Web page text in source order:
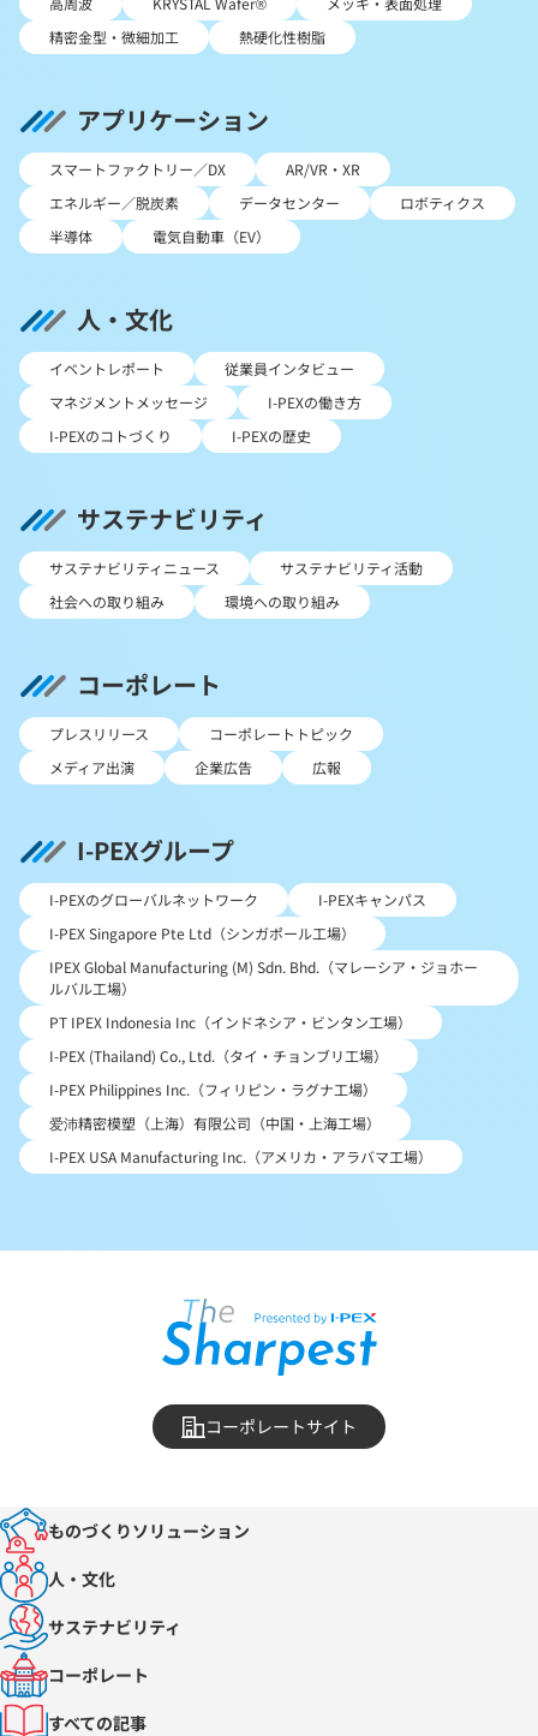
精密金型・微細加工
熱硬化性樹脂
アプリケーション
スマートファクトリー／DX
AR/VR・XR
エネルギー／脱炭素
データセンター
ロボティクス
半導体
電気自動車（EV）
人・文化
イベントレポート
従業員インタビュー
マネジメントメッセージ
I-PEXの働き方
I-PEXのコトづくり
I-PEXの歴史
サステナビリティ
サステナビリティニュース
サステナビリティ活動
社会への取り組み
環境への取り組み
コーポレート
プレスリリース
コーポレートトピック
メディア出演
企業広告 広報
I-PEXグループ
I-PEXのグローバルネットワーク
I-PEXキャンパス
I-PEX Singapore Pte Ltd（シンガポール工場）
IPEX Global Manufacturing (M) Sdn. Bhd.（マレーシア・ジョホー
ルバル工場）
PT IPEX Indonesia Inc（インドネシア・ビンタン工場）
I-PEX (Thailand) Co., Ltd.（タイ・チョンブリ工場）
I-PEX Philippines Inc.（フィリピン・ラグナ工場）
爱沛精密模塑（上海）有限公司（中国・上海工場）
I-PEX USA Manufacturing Inc.（アメリカ・アラバマ工場）
コーポレートサイト
ものづくりソリューション
人・文化
サステナビリティ
コーポレート
すべての記事